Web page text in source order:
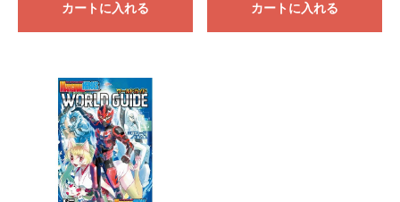
カートに入れる カートに入れる